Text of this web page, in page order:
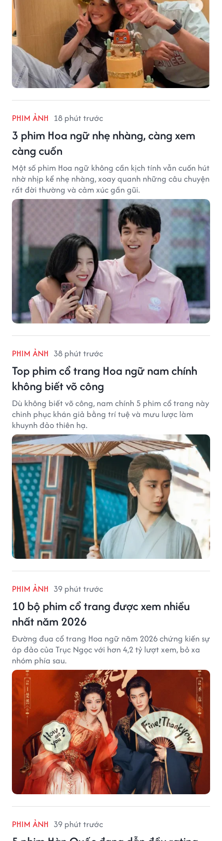
PHIM ẢNH 18 phút trước
3 phim Hoa ngữ nhẹ nhàng, càng xem
càng cuốn
Một số phim Hoa ngữ không cần kịch tính vẫn cuốn hút
nhờ nhịp kể nhẹ nhàng, xoay quanh những câu chuyện
rất đời thường và cảm xúc gần gũi.
PHIM ẢNH 38 phút trước
Top phim cổ trang Hoa ngữ nam chính
không biết võ công
Dù không biết võ công, nam chính 5 phim cổ trang này
chinh phục khán giả bằng trí tuệ và mưu lược làm
khuynh đảo thiên hạ.
PHIM ẢNH 39 phút trước
10 bộ phim cổ trang được xem nhiều
nhất năm 2026
Đường đua cổ trang Hoa ngữ năm 2026 chứng kiến sự
áp đảo của Trục Ngọc với hơn 4,2 tỷ lượt xem, bỏ xa
nhóm phía sau.
PHIM ẢNH 39 phút trước